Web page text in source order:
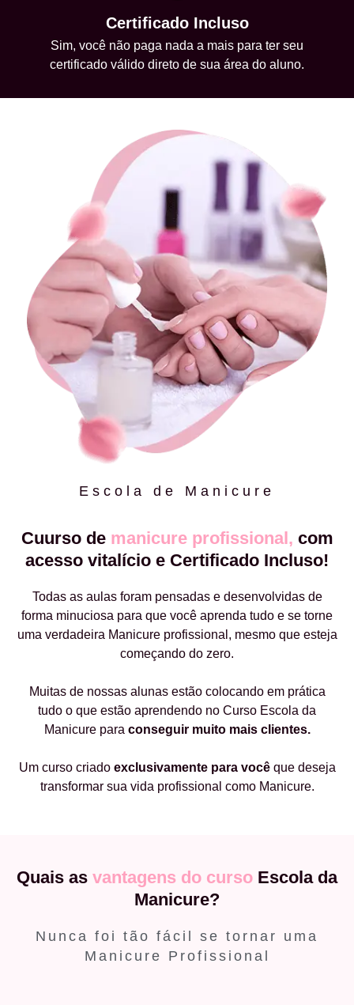
Certificado Incluso
Sim, você não paga nada a mais para ter seu
certificado válido direto de sua área do aluno.
Escola de Manicure
Cuurso de manicure profissional, com
acesso vitalício e Certificado Incluso!
Todas as aulas foram pensadas e desenvolvidas de
forma minuciosa para que você aprenda tudo e se torne
uma verdadeira Manicure profissional, mesmo que esteja
começando do zero.
Muitas de nossas alunas estão colocando em prática
tudo o que estão aprendendo no Curso Escola da
Manicure para conseguir muito mais clientes.
Um curso criado exclusivamente para vocêque deseja
transformar sua vida profissional como Manicure.
Quais as vantagens do curso Escola da
Manicure?
Nunca foi tão fácil se tornar uma
Manicure Profissional